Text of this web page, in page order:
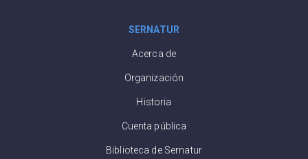
SERNATUR
Acerca de
Organización
Historia
Cuenta pública
Biblioteca de Sernatur